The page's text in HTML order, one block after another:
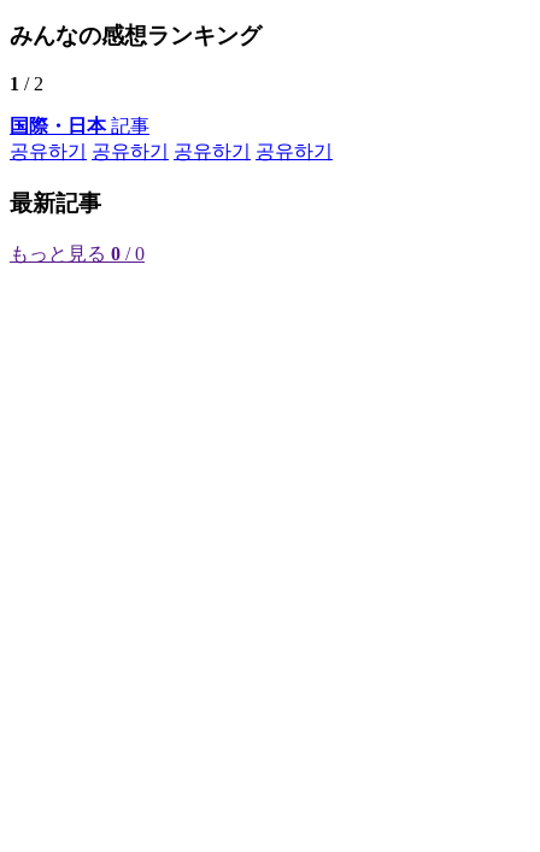
みんなの感想ランキング
1 / 2
国際・日本記事
공유하기
공유하기 공유하기 공유하기
最新記事
もっと見る 0 / 0